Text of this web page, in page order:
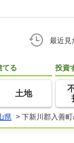
最近見
てる
土地
投資
県 > 下新川郡入善